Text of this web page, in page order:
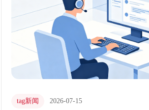
tag新闻 2026-07-15